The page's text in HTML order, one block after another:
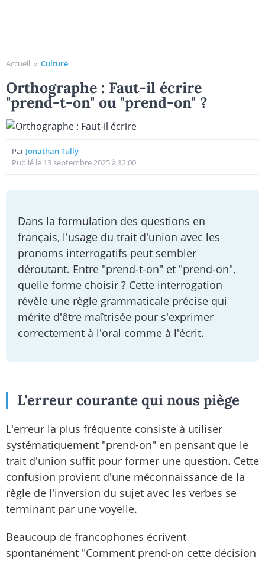
Accueil » Culture
Orthographe : Faut-il écrire
"prend-t-on" ou "prend-on" ?
Par Jonathan Tully
Publié le 13 septembre 2025 à 12:00
Dans la formulation des questions en
français, l'usage du trait d'union avec les
pronoms interrogatifs peut sembler
déroutant. Entre "prend-t-on" et "prend-on",
quelle forme choisir ? Cette interrogation
révèle une règle grammaticale précise qui
mérite d'être maîtrisée pour s'exprimer
correctement à l'oral comme à l'écrit.
L'erreur courante qui nous piège
L'erreur la plus fréquente consiste à utiliser
systématiquement "prend-on" en pensant que le
trait d'union suffit pour former une question. Cette
confusion provient d'une méconnaissance de la
règle de l'inversion du sujet avec les verbes se
terminant par une voyelle.
Beaucoup de francophones écrivent
spontanément "Comment prend-on cette décision